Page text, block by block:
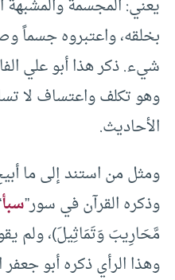
يعني: المجسمة والمشبهة
بخلقه، واعتبروه جسماً
شيء. ذكر هذا أبو علي
وهو تكلف واعتساف لا
الأحاديث.
ومثل من استند إلى ما
وذكره القرآن في سور”سبأ
مَّحَارِيبَ وَتَمَاثِيلَ)، ولم
وهذا الرأي ذكره أبو